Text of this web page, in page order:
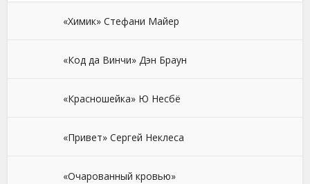
«Химик» Стефани Майер
«Код да Винчи» Дэн Браун
«Красношейка» Ю Несбё
«Привет» Сергей Неклеса
«Очарованный кровью»